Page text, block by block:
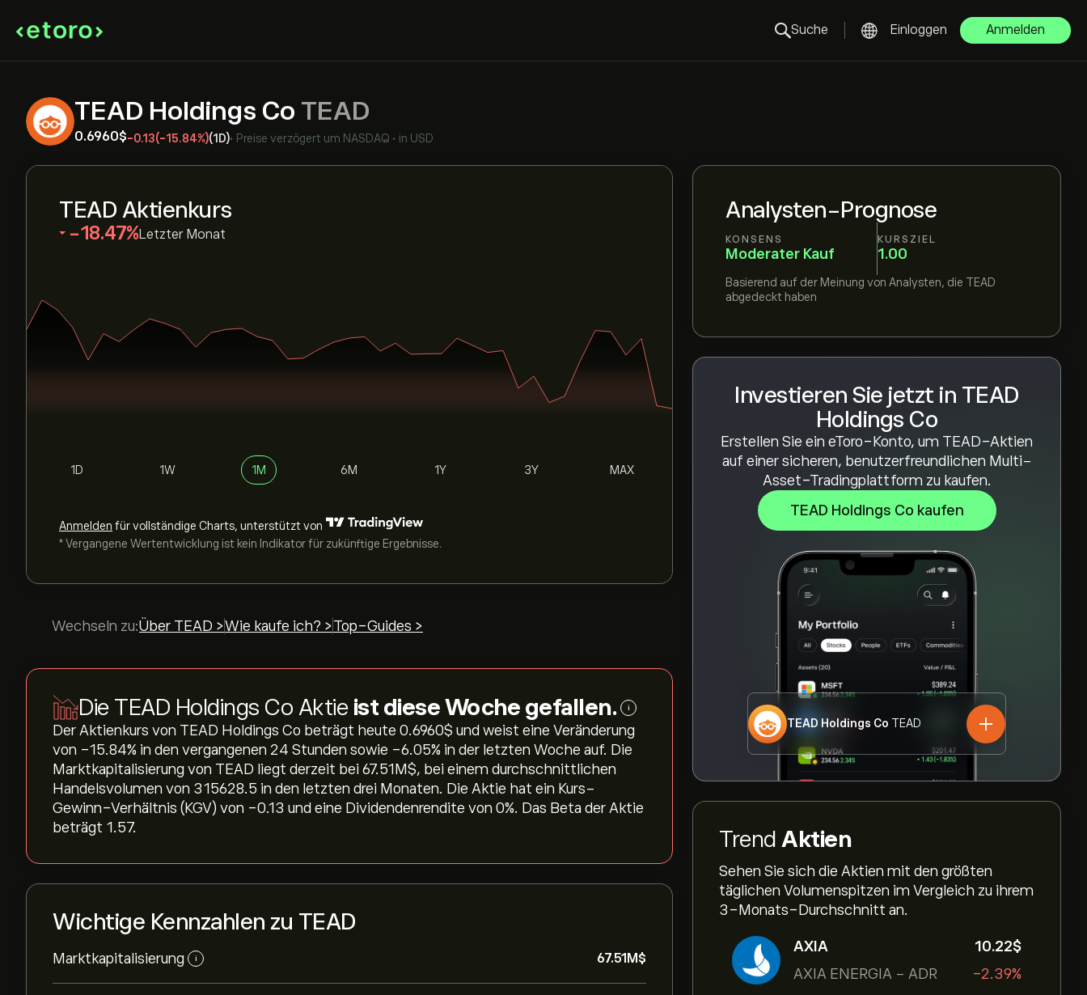
Suche Einloggen Anmelden
TEAD Holdings Co TEAD
0.6960‎$‎-0.13(-15.84%)(1D)• Preise verzögert um NASDAQ • in USD
Analysten-Prognose
KONSENS
Moderater Kauf
KURSZIEL
1.00
Basierend auf der Meinung von Analysten, die TEAD
abgedeckt haben
Investieren Sie jetzt in TEAD
Holdings Co
Erstellen Sie ein eToro-Konto, um TEAD-Aktien
auf einer sicheren, benutzerfreundlichen Multi-
Asset-Tradingplattform zu kaufen.
TEAD Holdings Co kaufen
TEAD Holdings Co TEAD
Trend Aktien
Sehen Sie sich die Aktien mit den größten
täglichen Volumenspitzen im Vergleich zu ihrem
3-Monats-Durchschnitt an.
AXIA
AXIA ENERGIA - ADR
10.22‎$‎
-2.39%
TEAD Aktienkurs
‎-18.47‎ Letzter Monat
1D 1W 1M 6M 1Y 3Y MAX
Anmelden für vollständige Charts, unterstützt von
* Vergangene Wertentwicklung ist kein Indikator für zukünftige Ergebnisse.
Wechseln zu:Über TEAD >Wie kaufe ich? > Top-Guides >
Die TEAD Holdings Co Aktie ist diese Woche gefallen. i
Der Aktienkurs von TEAD Holdings Co beträgt heute 0.6960‎$‎ und weist eine Veränderung
von ‎-15.84‎% in den vergangenen 24 Stunden sowie ‎-6.05‎% in der letzten Woche auf. Die
Marktkapitalisierung von TEAD liegt derzeit bei 67.51M‎$‎, bei einem durchschnittlichen
Handelsvolumen von 315628.5 in den letzten drei Monaten. Die Aktie hat ein Kurs-
Gewinn-Verhältnis (KGV) von -0.13 und eine Dividendenrendite von 0%. Das Beta der Aktie
beträgt 1.57.
Wichtige Kennzahlen zu TEAD
Marktkapitalisierung i 67.51M‎$‎